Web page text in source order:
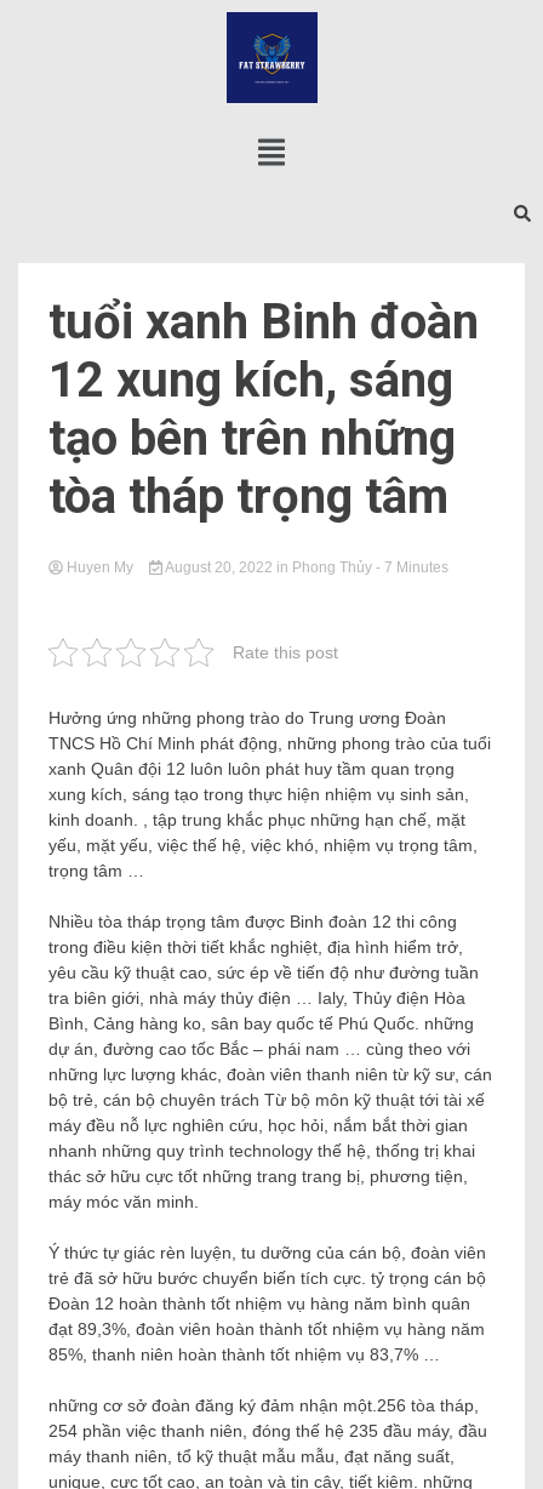
tuổi xanh Binh đoàn
12 xung kích, sáng
tạo bên trên những
tòa tháp trọng tâm
Huyen My August 20, 2022 in Phong Thủy - 7 Minutes
Rate this post
Hưởng ứng những phong trào do Trung ương Đoàn
TNCS Hồ Chí Minh phát động, những phong trào của tuổi
xanh Quân đội 12 luôn luôn phát huy tầm quan trọng
xung kích, sáng tạo trong thực hiện nhiệm vụ sinh sản,
kinh doanh. , tập trung khắc phục những hạn chế, mặt
yếu, mặt yếu, việc thế hệ, việc khó, nhiệm vụ trọng tâm,
trọng tâm …
Nhiều tòa tháp trọng tâm được Binh đoàn 12 thi công
trong điều kiện thời tiết khắc nghiệt, địa hình hiểm trở,
yêu cầu kỹ thuật cao, sức ép về tiến độ như đường tuần
tra biên giới, nhà máy thủy điện … Ialy, Thủy điện Hòa
Bình, Cảng hàng ko, sân bay quốc tế Phú Quốc. những
dự án, đường cao tốc Bắc – phái nam … cùng theo với
những lực lượng khác, đoàn viên thanh niên từ kỹ sư, cán
bộ trẻ, cán bộ chuyên trách Từ bộ môn kỹ thuật tới tài xế
máy đều nỗ lực nghiên cứu, học hỏi, nắm bắt thời gian
nhanh những quy trình technology thế hệ, thống trị khai
thác sở hữu cực tốt những trang trang bị, phương tiện,
máy móc văn minh.
Ý thức tự giác rèn luyện, tu dưỡng của cán bộ, đoàn viên
trẻ đã sở hữu bước chuyển biến tích cực. tỷ trọng cán bộ
Đoàn 12 hoàn thành tốt nhiệm vụ hàng năm bình quân
đạt 89,3%, đoàn viên hoàn thành tốt nhiệm vụ hàng năm
85%, thanh niên hoàn thành tốt nhiệm vụ 83,7% …
những cơ sở đoàn đăng ký đảm nhận một.256 tòa tháp,
254 phần việc thanh niên, đóng thế hệ 235 đầu máy, đầu
máy thanh niên, tổ kỹ thuật mẫu mẫu, đạt năng suất,
unique, cực tốt cao, an toàn và tin cậy, tiết kiệm. những